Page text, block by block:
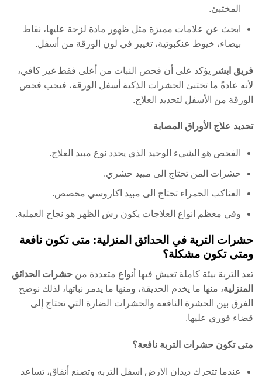
المختبئ.
ابحث عن علامات مميزة مثل ظهور مادة لزجة عليها، نقاط
بيضاء، خيوط عنكبوتية، تغيير في لون الورقة من أسفل.
فريق ابشر يؤكد على أن فحص النبات من أعلى فقط غير كافي،
لأنه عادةً ما تختبئ الحشرات الذكية أسفل الورقة، فيجب فحص
الورقة من الأسفل لتحديد العلاج.
تحديد علاج الأوراق المصابة
الفحص هو الشيء الوحيد الذي يحدد نوع مبيد العلاج.
حشرات المن تحتاج الى مبيد حشري.
العناكب الحمراء تحتاج الى مبيد اكاروسي مخصص.
وفي معظم انواع العلاجات يكون رش الظهر هو نجاح العملية.
حشرات التربة في الحدائق المنزلية: متى تكون نافعة
ومتى تكون مشكلة؟
تعد التربة بيئة كاملة تعيش فيها أنواع متعددة من حشرات الحدائق
المنزلية، منها ما يخدم الحديقة، ومنها ما يدمر نباتها، لذلك نوضح
الفرق بين الحشرة النافعه والحشرات الضارة التي تحتاج إلى
قضاء فوري عليها.
متى تكون حشرات التربة نافعة؟
عندما تتحرك ديدان الارض اسفل التربه وتصنع أنفاق، تساعد